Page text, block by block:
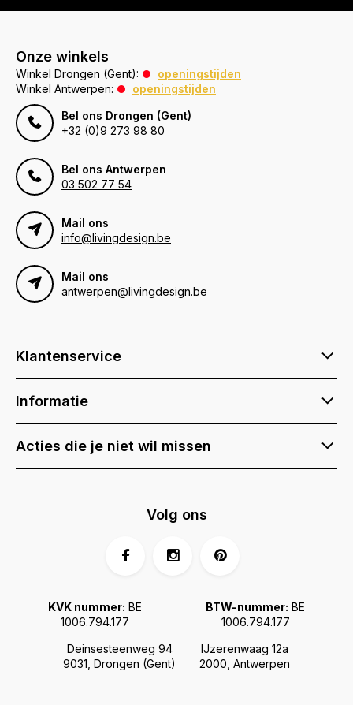
Onze winkels
Winkel Drongen (Gent):
openingstijden
Winkel Antwerpen:
openingstijden
Bel ons Drongen (Gent)
+32 (0)9 273 98 80
Bel ons Antwerpen
03 502 77 54
Mail ons
info@livingdesign.be
Mail ons
antwerpen@livingdesign.be
Klantenservice
Informatie
Acties die je niet wil missen
Deinsesteenweg 94
9031, Drongen (Gent)
IJzerenwaag 12a
2000, Antwerpen
KVK nummer: BE
1006.794.177
BTW-nummer: BE
1006.794.177
Volg ons